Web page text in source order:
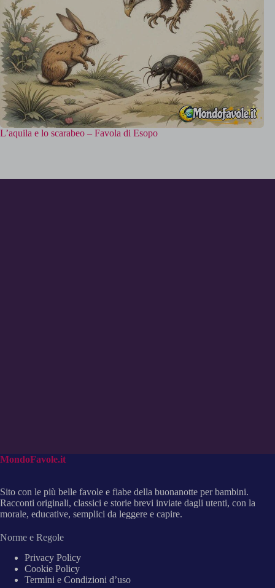
L’aquila e lo scarabeo – Favola di Esopo
MondoFavole.it
Sito con le più belle favole e fiabe della buonanotte per bambini.
Racconti originali, classici e storie brevi inviate dagli utenti, con la
morale, educative, semplici da leggere e capire.
Norme e Regole
Privacy Policy
Cookie Policy
Termini e Condizioni d’uso